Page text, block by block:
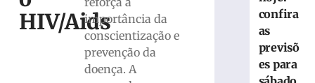
HIV/Aidsimportância da
conscientização e
prevenção da
doença. A
Hospital
atualiza
confira
as
previsõ
es para